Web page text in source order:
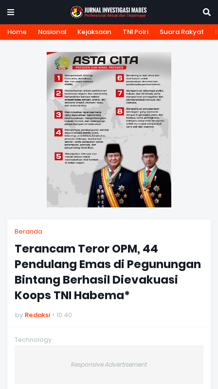
Home Nasional Kejaksaan TNI Polri Suara Rakyat
Beranda
Terancam Teror OPM, 44
Pendulang Emas di Pegunungan
Bintang Berhasil Dievakuasi
Koops TNI Habema*
by Redaksi 10.40
Technology
Responsive Advertisement